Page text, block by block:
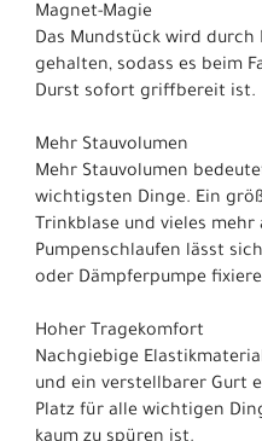
Magnet-Magie
Das Mundstück wird
gehalten, sodass es beim
Durst sofort griffbereit ist.
Mehr Stauvolumen
Mehr Stauvolumen
wichtigsten Dinge. Ein
Trinkblase und vieles
Pumpenschlaufen lässt
oder Dämpferpumpe
Hoher Tragekomfort
Nachgiebige
und ein verstellbarer Gurt
Platz für alle wichtigen